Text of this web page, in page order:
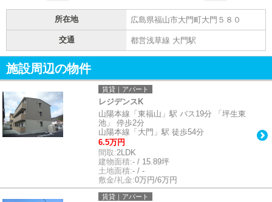
所在地 広島県福山市大門町大門５８０
交通 都営浅草線 大門駅
施設周辺の物件
賃貸｜アパート
レジデンスK
山陽本線「東福山」駅 バス19分 「坪生東
池」 停歩2分
山陽本線「大門」駅 徒歩54分
6.5万円
間取:2LDK
建物面積:- / 15.89坪
土地面積:- / -
敷金/礼金:0万円/6万円
賃貸｜アパート